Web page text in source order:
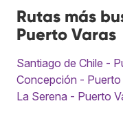
Rutas más
Puerto Varas
Santiago de Chile -
Concepción - Puerto
La Serena - Puerto